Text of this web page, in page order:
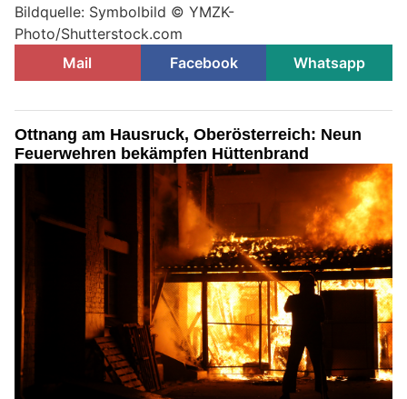
Bildquelle: Symbolbild © YMZK-
Photo/Shutterstock.com
Mail
Facebook Whatsapp
Ottnang am Hausruck, Oberösterreich: Neun
Feuerwehren bekämpfen Hüttenbrand